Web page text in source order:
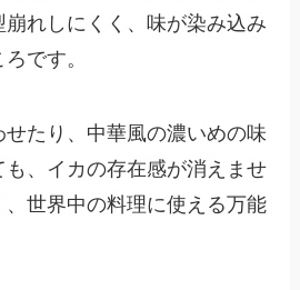
れしにくく、味が染み込み
です。
たり、中華風の濃いめの味
、イカの存在感が消えませ
、世界中の料理に使える万能